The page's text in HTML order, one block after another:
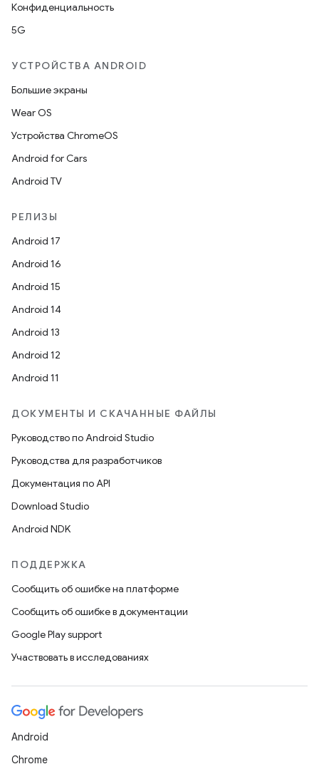
Конфиденциальность
5G
УСТРОЙСТВА ANDROID
Большие экраны
Wear OS
Устройства ChromeOS
Android for Cars
Android TV
РЕЛИЗЫ
Android 17
Android 16
Android 15
Android 14
Android 13
Android 12
Android 11
ДОКУМЕНТЫ И СКАЧАННЫЕ ФАЙЛЫ
Руководство по Android Studio
Руководства для разработчиков
Документация по API
Download Studio
Android NDK
ПОДДЕРЖКА
Сообщить об ошибке на платформе
Сообщить об ошибке в документации
Google Play support
Участвовать в исследованиях
Android
Chrome